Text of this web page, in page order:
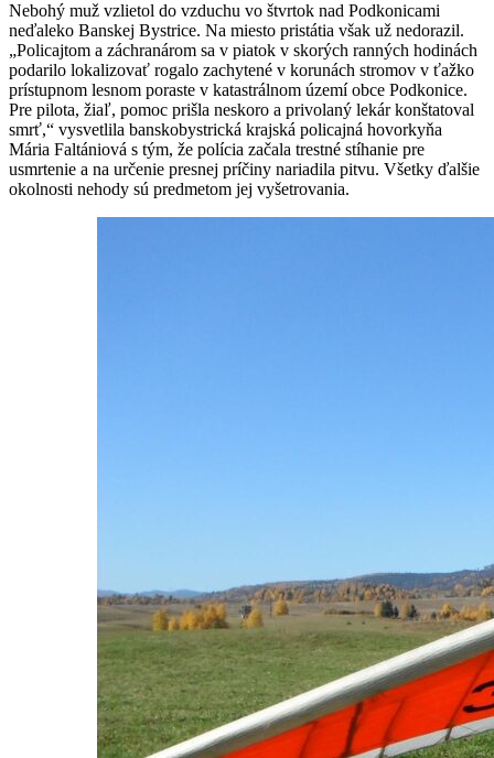
Nebohý muž vzlietol do vzduchu vo štvrtok nad Podkonicami
neďaleko Banskej Bystrice. Na miesto pristátia však už nedorazil.
„Policajtom a záchranárom sa v piatok v skorých ranných hodinách
podarilo lokalizovať rogalo zachytené v korunách stromov v ťažko
prístupnom lesnom poraste v katastrálnom území obce Podkonice.
Pre pilota, žiaľ, pomoc prišla neskoro a privolaný lekár konštatoval
smrť,“ vysvetlila banskobystrická krajská policajná hovorkyňa
Mária Faltániová s tým, že polícia začala trestné stíhanie pre
usmrtenie a na určenie presnej príčiny nariadila pitvu. Všetky ďalšie
okolnosti nehody sú predmetom jej vyšetrovania.